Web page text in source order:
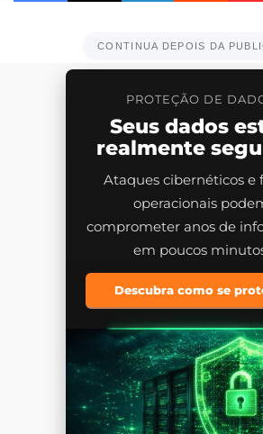
CONTINUA DEPOIS DA
PROTEÇÃO DE
Seus dados
realmente
Ataques cibernéticos e
operacionais
comprometer anos de
em poucos
Descubra como se